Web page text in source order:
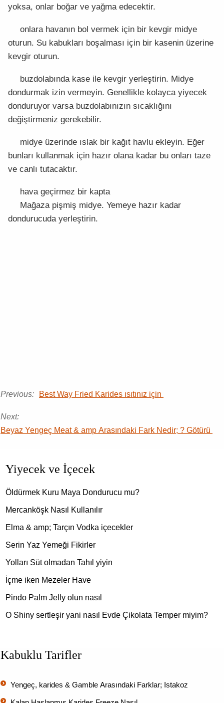
yoksa, onlar boğar ve yağma edecektir.
onlara havanın bol vermek için bir kevgir midye
oturun. Su kabukları boşalması için bir kasenin üzerine
kevgir oturun.
buzdolabında kase ile kevgir yerleştirin. Midye
dondurmak izin vermeyin. Genellikle kolayca yiyecek
donduruyor varsa buzdolabınızın sıcaklığını
değiştirmeniz gerekebilir.
midye üzerinde ıslak bir kağıt havlu ekleyin. Eğer
bunları kullanmak için hazır olana kadar bu onları taze
ve canlı tutacaktır.
hava geçirmez bir kapta
Mağaza pişmiş midye. Yemeye hazır kadar
dondurucuda yerleştirin.
Previous: Best Way Fried Karides ısıtınız için
Next:
Beyaz Yengeç Meat & amp Arasındaki Fark Nedir; ? Götürü
Yiyecek ve İçecek
Öldürmek Kuru Maya Dondurucu mu?
Mercanköşk Nasıl Kullanılır
Elma & amp; Tarçın Vodka içecekler
Serin Yaz Yemeği Fikirler
Yolları Süt olmadan Tahıl yiyin
İçme iken Mezeler Have
Pindo Palm Jelly olun nasıl
O Shiny sertleşir yani nasıl Evde Çikolata Temper miyim?
Kabuklu Tarifler
Yengeç, karides & Gamble Arasındaki Farklar; Istakoz